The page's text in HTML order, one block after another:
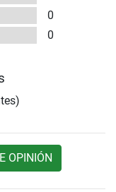
0
0
OPINIÓN